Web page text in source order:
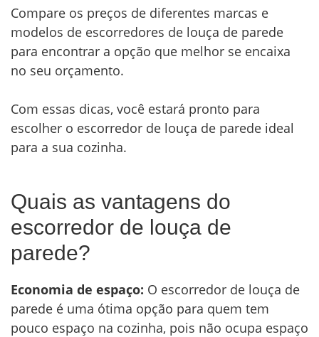
Compare os preços de diferentes marcas e
modelos de escorredores de louça de parede
para encontrar a opção que melhor se encaixa
no seu orçamento.
Com essas dicas, você estará pronto para
escolher o escorredor de louça de parede ideal
para a sua cozinha.
Quais as vantagens do
escorredor de louça de
parede?
Economia de espaço: O escorredor de louça de
parede é uma ótima opção para quem tem
pouco espaço na cozinha, pois não ocupa espaço